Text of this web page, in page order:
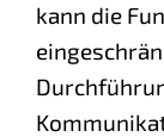
kann die